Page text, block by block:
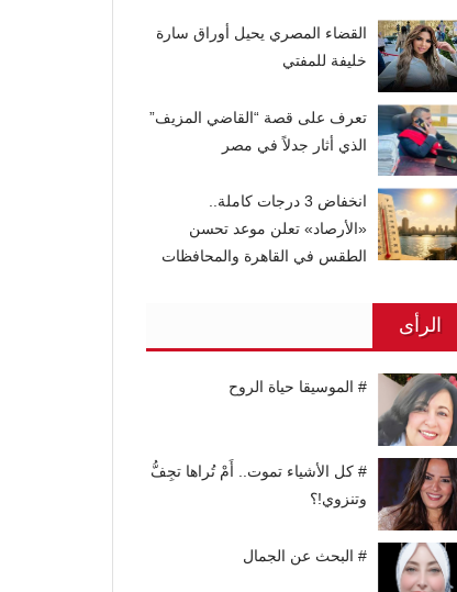
القضاء المصري يحيل أوراق سارة
خليفة للمفتي
تعرف على قصة “القاضي المزيف”
الذي أثار جدلاً في مصر
انخفاض 3 درجات كاملة..
«الأرصاد» تعلن موعد تحسن
الطقس في القاهرة والمحافظات
الرأى
# الموسيقا حياة الروح
# كل الأشياء تموت.. أَمْ تُراها تجِفُّ
وتنزوي!؟
# البحث عن الجمال